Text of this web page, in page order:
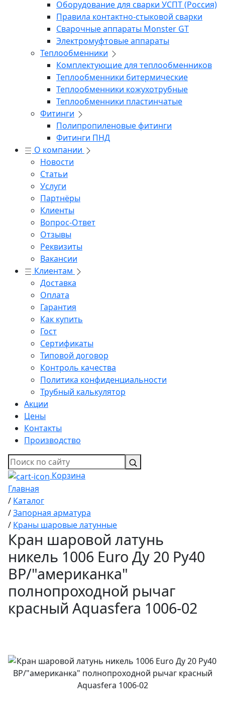
Оборудование для сварки УСПТ (Россия)
Правила контактно-стыковой сварки
Сварочные аппараты Monster GT
Электромуфтовые аппараты
Теплообменники
Комплектующие для теплообменников
Теплообменники битермические
Теплообменники кожухотрубные
Теплообменники пластинчатые
Фитинги
Полипропиленовые фитинги
Фитинги ПНД
О компании
Новости
Статьи
Услуги
Партнёры
Клиенты
Вопрос-Ответ
Отзывы
Реквизиты
Вакансии
Клиентам
Доставка
Оплата
Гарантия
Как купить
Гост
Сертификаты
Типовой договор
Контроль качества
Политика конфиденциальности
Трубный калькулятор
Акции
Цены
Контакты
Производство
Корзина
Главная
/ Каталог
/Запорная арматура
/ Краны шаровые латунные
Кран шаровой латунь
никель 1006 Euro Ду 20 Ру40
ВР/"американка"
полнопроходной рычаг
красный Aquasfera 1006-02